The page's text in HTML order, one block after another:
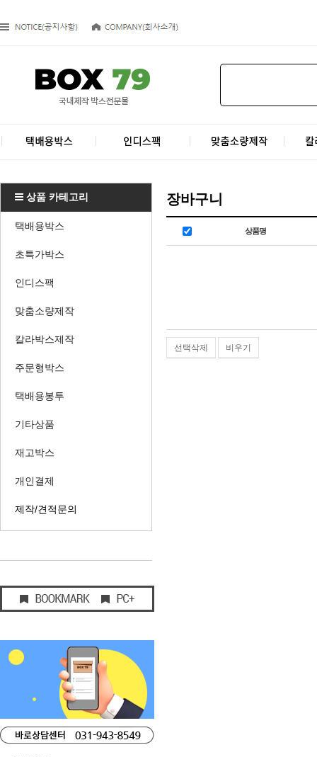
상품 카테고리
택배용박스
초특가박스
인디스팩
맞춤소량제작
칼라박스제작
주문형박스
택배용봉투
기타상품
재고박스
개인결제
제작/견적문의
장바구니
상품명
선택삭제 비우기